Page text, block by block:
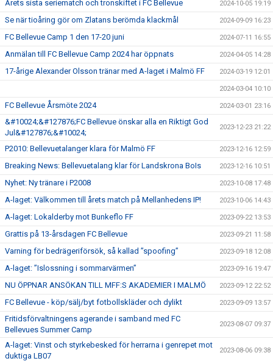
FRITIDSKORTET 2026
Årets sista seriematch och tronskiftet i FC Bellevue 2024-10-05 19:19
Se när tioåring gör om Zlatans berömda klackmål 2024-09-09 16:23
FC Bellevue Camp 1 den 17-20 juni 2024-07-11 16:55
Anmälan till FC Bellevue Camp 2024 har öppnats 2024-04-05 14:28
17-årige Alexander Olsson tränar med A-laget i Malmö FF 2024-03-19 12:01
2024-03-04 10:10
FC Bellevue Årsmöte 2024 2024-03-01 23:16
&#10024;&#127876;FC Bellevue önskar alla en Riktigt God
Jul&#127876;&#10024;
2023-12-23 21:22
P2010: Bellevuetalanger klara för Malmö FF 2023-12-16 12:59
Breaking News: Bellevuetalang klar för Landskrona BoIs 2023-12-16 10:51
Nyhet: Ny tränare i P2008 2023-10-08 17:48
A-laget: Välkommen till årets match på Mellanhedens IP! 2023-10-06 14:43
A-laget: Lokalderby mot Bunkeflo FF 2023-09-22 13:53
Grattis på 13-årsdagen FC Bellevue 2023-09-21 11:58
Varning för bedrägeriförsök, så kallad ”spoofing” 2023-09-18 12:08
A-laget: ”Islossning i sommarvärmen” 2023-09-16 19:47
NU ÖPPNAR ANSÖKAN TILL MFF:S AKADEMIER I MALMÖ 2023-09-12 22:52
FC Bellevue - köp/sälj/byt fotbollskläder och dylikt 2023-09-09 13:57
Fritidsförvaltningens agerande i samband med FC
Bellevues Summer Camp
2023-08-07 09:37
A-laget: Vinst och styrkebesked för herrarna i genrepet mot
duktiga LB07
2023-08-06 09:38